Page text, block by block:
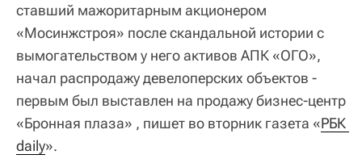
ставший мажоритарным акционером
«Мосинжстроя» после скандальной истории с
вымогательством у него активов АПК «ОГО»,
начал распродажу девелоперских объектов -
первым был выставлен на продажу бизнес-центр
«Бронная плаза» , пишет во вторник газета «РБК
daily».